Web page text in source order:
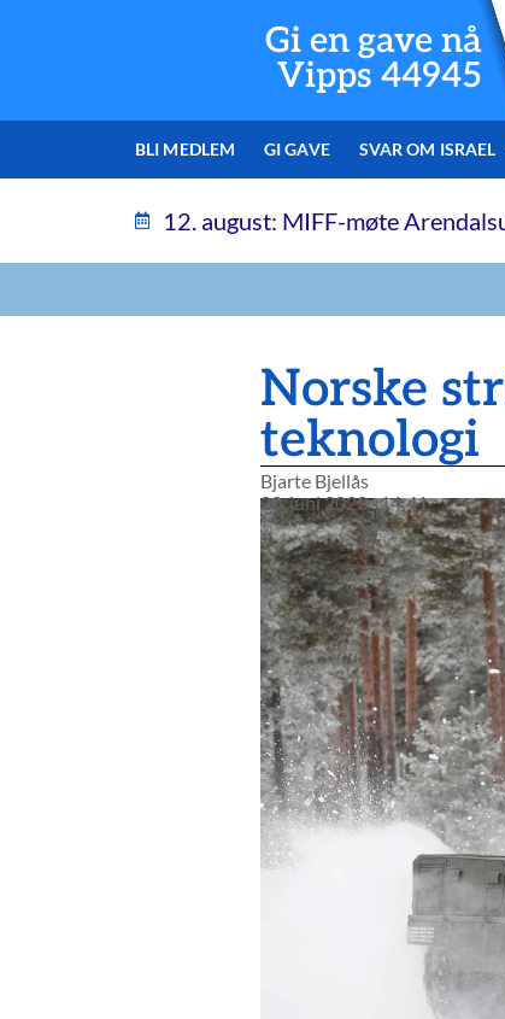
Gi en gave nå
Vipps 44945
BLI MEDLEM GI GAVE SVAR OM ISRAEL
12. august: MIFF-møte
Norske
teknologi
Bjarte Bjellås
20. juni 2023 14:41